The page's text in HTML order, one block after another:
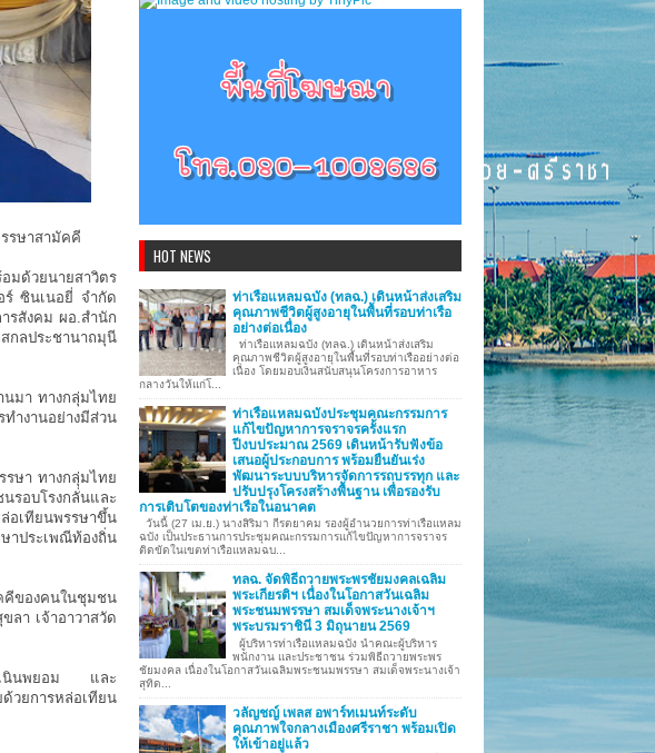
รษาสามัคคี
มด้วยนายสาวิตร
ร์ ซินเนอยี่ จำกัด
รสังคม ผอ.สำนัก
กลประชานาถมุนี
มา ทางกลุ่มไทย
ำงานอย่างมีส่วน
รษา ทางกลุ่มไทย
รอบโรงกลั่นและ
อเทียนพรรษาขึ้น
าประเพณีท้องถิ่น
ของคนในชุมชน
ลา เจ้าอาวาสวัด
ม่เนินพยอม และ
วยการหล่อเทียน
HOT NEWS
ท่าเรือแหลมฉบัง (ทลฉ.) เดินหน้าส่งเสริม
คุณภาพชีวิตผู้สูงอายุในพื้นที่รอบท่าเรือ
อย่างต่อเนื่อง
ท่าเรือแหลมฉบัง (ทลฉ.) เดินหน้าส่งเสริม
คุณภาพชีวิตผู้สูงอายุในพื้นที่รอบท่าเรืออย่างต่อ
เนื่อง โดยมอบเงินสนับสนุนโครงการอาหาร
กลางวันให้แก่โ...
ท่าเรือแหลมฉบังประชุมคณะกรรมการ
แก้ไขปัญหาการจราจรครั้งแรก
ปีงบประมาณ 2569 เดินหน้ารับฟังข้อ
เสนอผู้ประกอบการ พร้อมยืนยันเร่ง
พัฒนาระบบบริหารจัดการรถบรรทุก และ
ปรับปรุงโครงสร้างพื้นฐาน เพื่อรองรับ
การเติบโตของท่าเรือในอนาคต
วันนี้ (27 เม.ย.) นางสิริมา กีรตยาคม รองผู้อำนวยการท่าเรือแหลม
ฉบัง เป็นประธานการประชุมคณะกรรมการแก้ไขปัญหาการจราจร
ติดขัดในเขตท่าเรือแหลมฉบ...
ทลฉ. จัดพิธีถวายพระพรชัยมงคลเฉลิม
พระเกียรติฯ เนื่องในโอกาสวันเฉลิม
พระชนมพรรษา สมเด็จพระนางเจ้าฯ
พระบรมราชินี 3 มิถุนายน 2569
ผู้บริหารท่าเรือแหลมฉบัง นำคณะผู้บริหาร
พนักงาน และประชาชน ร่วมพิธีถวายพระพร
ชัยมงคล เนื่องในโอกาสวันเฉลิมพระชนมพรรษา สมเด็จพระนางเจ้า
สุทิด...
วลัญชญ์ เพลส อพาร์ทเมนท์ระดับ
คุณภาพใจกลางเมืองศรีราชา พร้อมเปิด
ให้เข้าอยู่แล้ว